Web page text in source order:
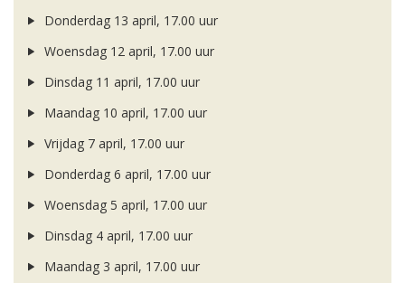
Donderdag 13 april, 17.00 uur
Woensdag 12 april, 17.00 uur
Dinsdag 11 april, 17.00 uur
Maandag 10 april, 17.00 uur
Vrijdag 7 april, 17.00 uur
Donderdag 6 april, 17.00 uur
Woensdag 5 april, 17.00 uur
Dinsdag 4 april, 17.00 uur
Maandag 3 april, 17.00 uur